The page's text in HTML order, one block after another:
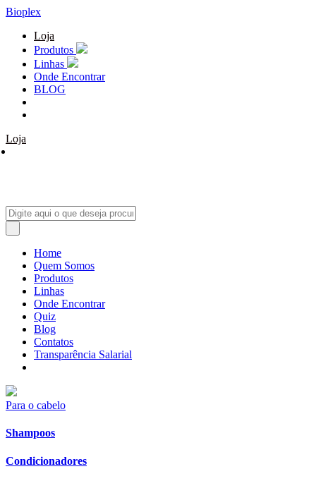
Bioplex
Loja
Produtos
Linhas
Onde Encontrar
BLOG
Loja
Home
Quem Somos
Produtos
Linhas
Onde Encontrar
Quiz
Blog
Contatos
Transparência Salarial
Para o cabelo
Shampoos
Condicionadores